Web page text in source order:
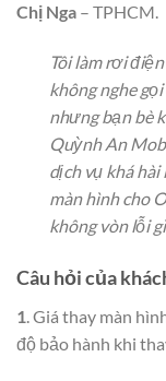
Chị Nga – TPHCM.
Tôi làm rơi
không nghe
nhưng bạn bè
Quỳnh An
dịch vụ khá hài
màn hình cho
không vòn lỗi
Câu hỏi của
1 . Giá thay màn
độ bảo hành khi